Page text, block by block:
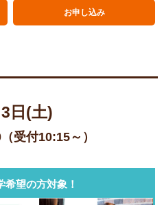
お申し込み
日(土)
受付10:15～）
希望の方対象！